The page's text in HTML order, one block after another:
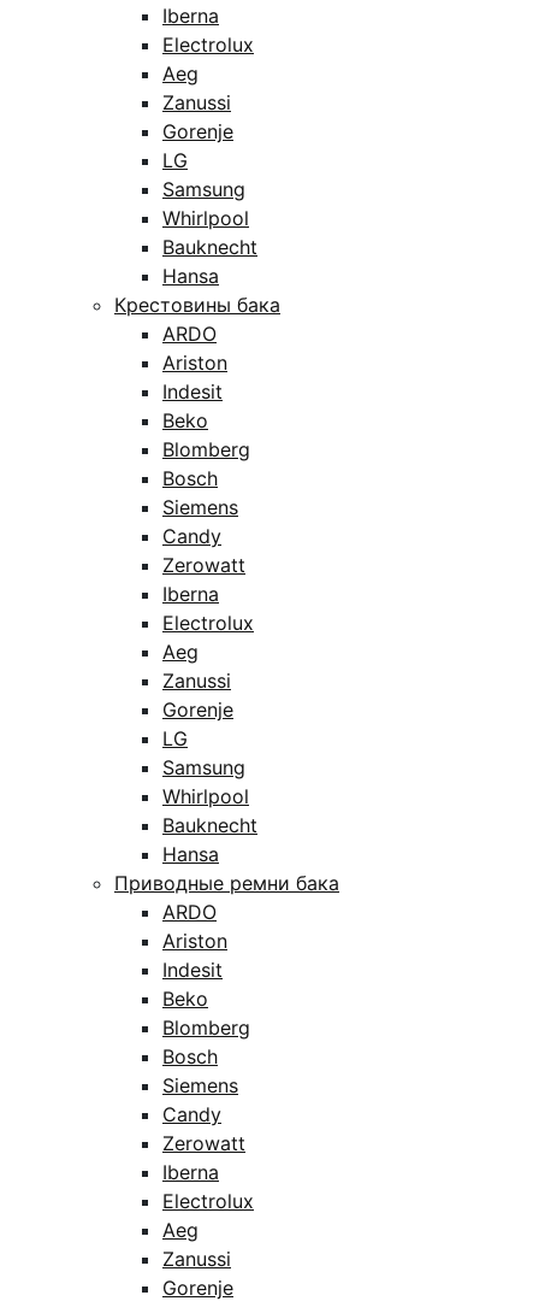
Iberna
Electrolux
Aeg
Zanussi
Gorenje
LG
Samsung
Whirlpool
Bauknecht
Hansa
Крестовины бака
ARDO
Ariston
Indesit
Beko
Blomberg
Bosch
Siemens
Candy
Zerowatt
Iberna
Electrolux
Aeg
Zanussi
Gorenje
LG
Samsung
Whirlpool
Bauknecht
Hansa
Приводные ремни бака
ARDO
Ariston
Indesit
Beko
Blomberg
Bosch
Siemens
Candy
Zerowatt
Iberna
Electrolux
Aeg
Zanussi
Gorenje